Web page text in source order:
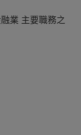
業 主要職務之